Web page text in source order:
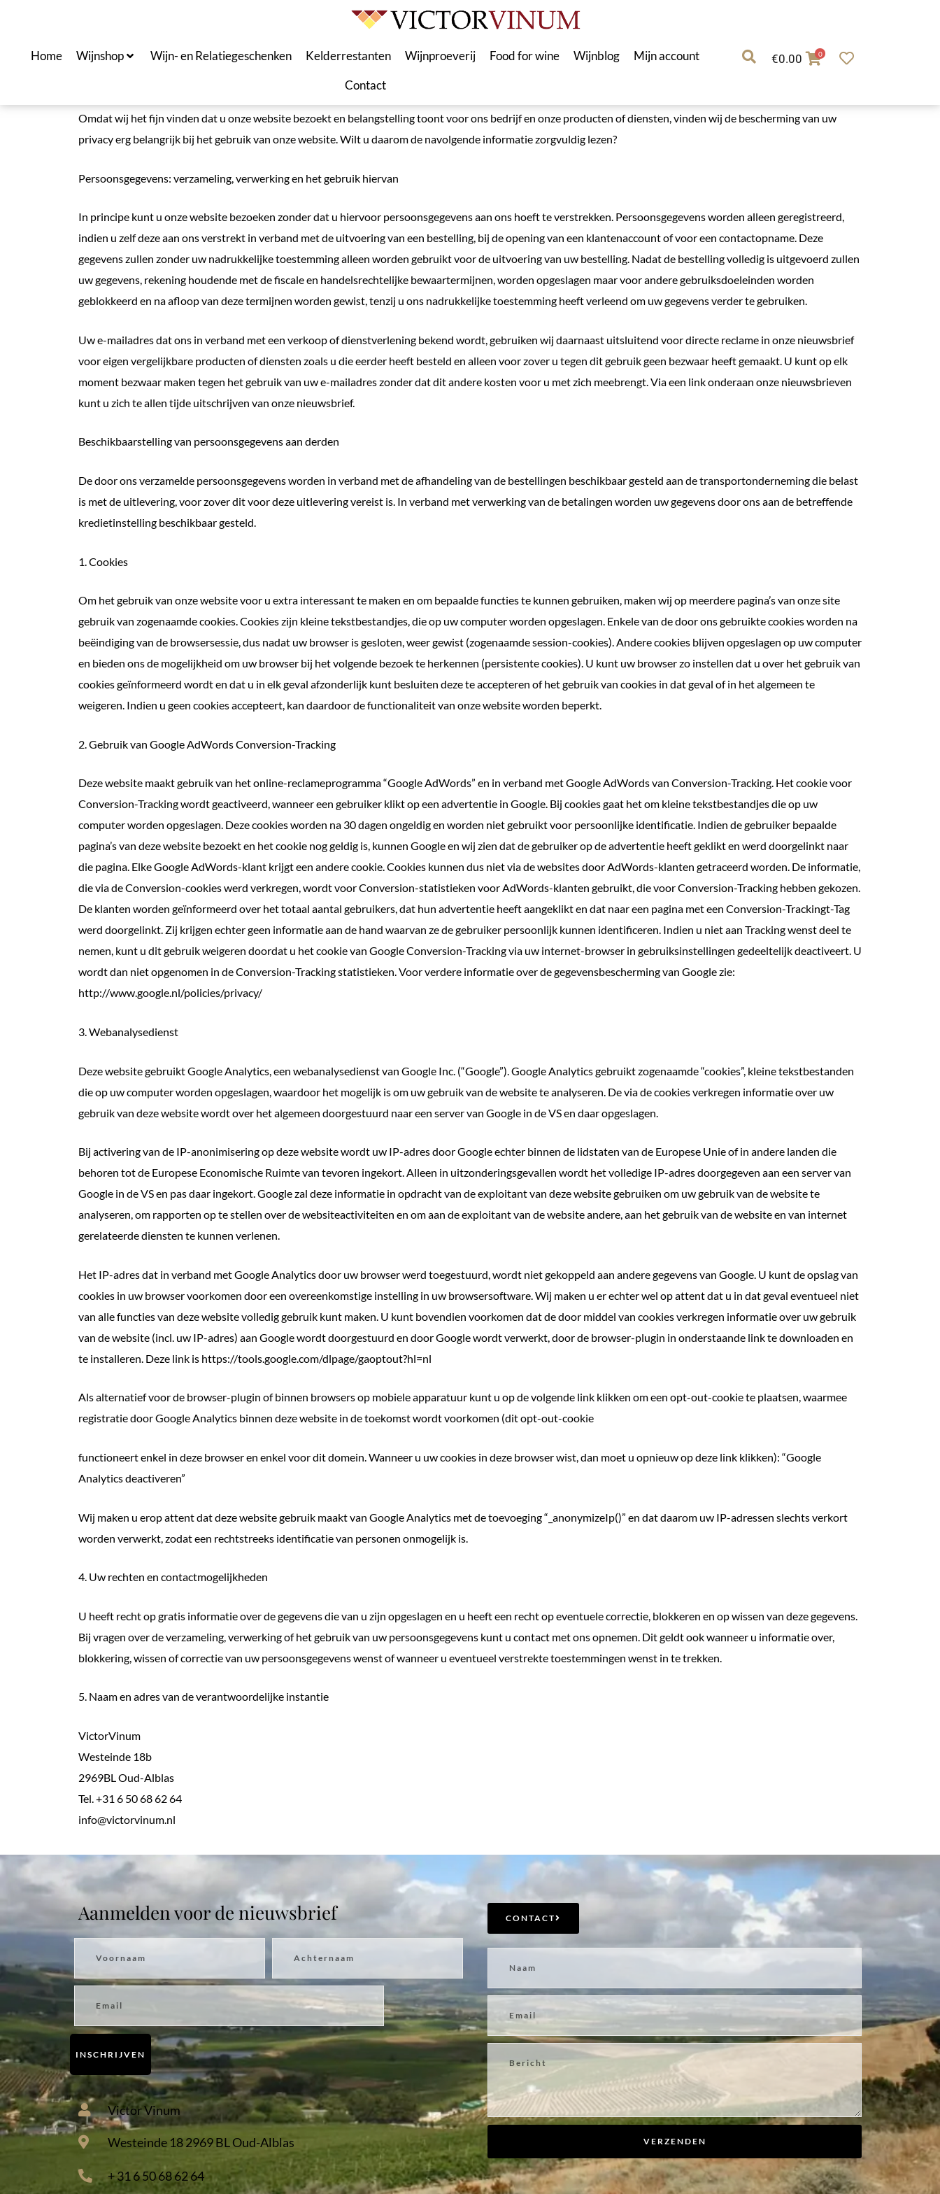
Home Wijnshop Wijn- en Relatiegeschenken Kelderrestanten Wijnproeverij Food for wine Wijnblog
Mijn account
Contact
€0.00 0
Omdat wij het fijn vinden dat u onze website bezoekt en belangstelling toont voor ons bedrijf en onze producten of diensten, vinden wij de bescherming van uw
privacy erg belangrijk bij het gebruik van onze website. Wilt u daarom de navolgende informatie zorgvuldig lezen?
Persoonsgegevens: verzameling, verwerking en het gebruik hiervan
In principe kunt u onze website bezoeken zonder dat u hiervoor persoonsgegevens aan ons hoeft te verstrekken. Persoonsgegevens worden alleen geregistreerd,
indien u zelf deze aan ons verstrekt in verband met de uitvoering van een bestelling, bij de opening van een klantenaccount of voor een contactopname. Deze
gegevens zullen zonder uw nadrukkelijke toestemming alleen worden gebruikt voor de uitvoering van uw bestelling. Nadat de bestelling volledig is uitgevoerd zullen
uw gegevens, rekening houdende met de fiscale en handelsrechtelijke bewaartermijnen, worden opgeslagen maar voor andere gebruiksdoeleinden worden
geblokkeerd en na afloop van deze termijnen worden gewist, tenzij u ons nadrukkelijke toestemming heeft verleend om uw gegevens verder te gebruiken.
Uw e-mailadres dat ons in verband met een verkoop of dienstverlening bekend wordt, gebruiken wij daarnaast uitsluitend voor directe reclame in onze nieuwsbrief
voor eigen vergelijkbare producten of diensten zoals u die eerder heeft besteld en alleen voor zover u tegen dit gebruik geen bezwaar heeft gemaakt. U kunt op elk
moment bezwaar maken tegen het gebruik van uw e-mailadres zonder dat dit andere kosten voor u met zich meebrengt. Via een link onderaan onze nieuwsbrieven
kunt u zich te allen tijde uitschrijven van onze nieuwsbrief.
Beschikbaarstelling van persoonsgegevens aan derden
De door ons verzamelde persoonsgegevens worden in verband met de afhandeling van de bestellingen beschikbaar gesteld aan de transportonderneming die belast
is met de uitlevering, voor zover dit voor deze uitlevering vereist is. In verband met verwerking van de betalingen worden uw gegevens door ons aan de betreffende
kredietinstelling beschikbaar gesteld.
1. Cookies
Om het gebruik van onze website voor u extra interessant te maken en om bepaalde functies te kunnen gebruiken, maken wij op meerdere pagina’s van onze site
gebruik van zogenaamde cookies. Cookies zijn kleine tekstbestandjes, die op uw computer worden opgeslagen. Enkele van de door ons gebruikte cookies worden na
beëindiging van de browsersessie, dus nadat uw browser is gesloten, weer gewist (zogenaamde session-cookies). Andere cookies blijven opgeslagen op uw computer
en bieden ons de mogelijkheid om uw browser bij het volgende bezoek te herkennen (persistente cookies). U kunt uw browser zo instellen dat u over het gebruik van
cookies geïnformeerd wordt en dat u in elk geval afzonderlijk kunt besluiten deze te accepteren of het gebruik van cookies in dat geval of in het algemeen te
weigeren. Indien u geen cookies accepteert, kan daardoor de functionaliteit van onze website worden beperkt.
2. Gebruik van Google AdWords Conversion-Tracking
Deze website maakt gebruik van het online-reclameprogramma “Google AdWords” en in verband met Google AdWords van Conversion-Tracking. Het cookie voor
Conversion-Tracking wordt geactiveerd, wanneer een gebruiker klikt op een advertentie in Google. Bij cookies gaat het om kleine tekstbestandjes die op uw
computer worden opgeslagen. Deze cookies worden na 30 dagen ongeldig en worden niet gebruikt voor persoonlijke identificatie. Indien de gebruiker bepaalde
pagina’s van deze website bezoekt en het cookie nog geldig is, kunnen Google en wij zien dat de gebruiker op de advertentie heeft geklikt en werd doorgelinkt naar
die pagina. Elke Google AdWords-klant krijgt een andere cookie. Cookies kunnen dus niet via de websites door AdWords-klanten getraceerd worden. De informatie,
die via de Conversion-cookies werd verkregen, wordt voor Conversion-statistieken voor AdWords-klanten gebruikt, die voor Conversion-Tracking hebben gekozen.
De klanten worden geïnformeerd over het totaal aantal gebruikers, dat hun advertentie heeft aangeklikt en dat naar een pagina met een Conversion-Trackingt-Tag
werd doorgelinkt. Zij krijgen echter geen informatie aan de hand waarvan ze de gebruiker persoonlijk kunnen identificeren. Indien u niet aan Tracking wenst deel te
nemen, kunt u dit gebruik weigeren doordat u het cookie van Google Conversion-Tracking via uw internet-browser in gebruiksinstellingen gedeeltelijk deactiveert. U
wordt dan niet opgenomen in de Conversion-Tracking statistieken. Voor verdere informatie over de gegevensbescherming van Google zie:
http://www.google.nl/policies/privacy/
3. Webanalysedienst
Deze website gebruikt Google Analytics, een webanalysedienst van Google Inc. (“Google”). Google Analytics gebruikt zogenaamde “cookies”, kleine tekstbestanden
die op uw computer worden opgeslagen, waardoor het mogelijk is om uw gebruik van de website te analyseren. De via de cookies verkregen informatie over uw
gebruik van deze website wordt over het algemeen doorgestuurd naar een server van Google in de VS en daar opgeslagen.
Bij activering van de IP-anonimisering op deze website wordt uw IP-adres door Google echter binnen de lidstaten van de Europese Unie of in andere landen die
behoren tot de Europese Economische Ruimte van tevoren ingekort. Alleen in uitzonderingsgevallen wordt het volledige IP-adres doorgegeven aan een server van
Google in de VS en pas daar ingekort. Google zal deze informatie in opdracht van de exploitant van deze website gebruiken om uw gebruik van de website te
analyseren, om rapporten op te stellen over de websiteactiviteiten en om aan de exploitant van de website andere, aan het gebruik van de website en van internet
gerelateerde diensten te kunnen verlenen.
Het IP-adres dat in verband met Google Analytics door uw browser werd toegestuurd, wordt niet gekoppeld aan andere gegevens van Google. U kunt de opslag van
cookies in uw browser voorkomen door een overeenkomstige instelling in uw browsersoftware. Wij maken u er echter wel op attent dat u in dat geval eventueel niet
van alle functies van deze website volledig gebruik kunt maken. U kunt bovendien voorkomen dat de door middel van cookies verkregen informatie over uw gebruik
van de website (incl. uw IP-adres) aan Google wordt doorgestuurd en door Google wordt verwerkt, door de browser-plugin in onderstaande link te downloaden en
te installeren. Deze link is https://tools.google.com/dlpage/gaoptout?hl=nl
Als alternatief voor de browser-plugin of binnen browsers op mobiele apparatuur kunt u op de volgende link klikken om een opt-out-cookie te plaatsen, waarmee
registratie door Google Analytics binnen deze website in de toekomst wordt voorkomen (dit opt-out-cookie
functioneert enkel in deze browser en enkel voor dit domein. Wanneer u uw cookies in deze browser wist, dan moet u opnieuw op deze link klikken): “Google
Analytics deactiveren”
Wij maken u erop attent dat deze website gebruik maakt van Google Analytics met de toevoeging “_anonymizeIp()” en dat daarom uw IP-adressen slechts verkort
worden verwerkt, zodat een rechtstreeks identificatie van personen onmogelijk is.
4. Uw rechten en contactmogelijkheden
U heeft recht op gratis informatie over de gegevens die van u zijn opgeslagen en u heeft een recht op eventuele correctie, blokkeren en op wissen van deze gegevens.
Bij vragen over de verzameling, verwerking of het gebruik van uw persoonsgegevens kunt u contact met ons opnemen. Dit geldt ook wanneer u informatie over,
blokkering, wissen of correctie van uw persoonsgegevens wenst of wanneer u eventueel verstrekte toestemmingen wenst in te trekken.
5. Naam en adres van de verantwoordelijke instantie
VictorVinum
Westeinde 18b
2969BL Oud-Alblas
Tel. +31 6 50 68 62 64
info@victorvinum.nl
Aanmelden voor de nieuwsbrief
INSCHRIJVEN
Victor Vinum
Westeinde 18 2969 BL Oud-Alblas
+ 31 6 50 68 62 64
CONTACT
VERZENDEN